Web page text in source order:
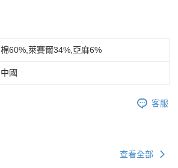
棉60%,萊賽爾34%,亞麻6%
中國
客服
查看全部